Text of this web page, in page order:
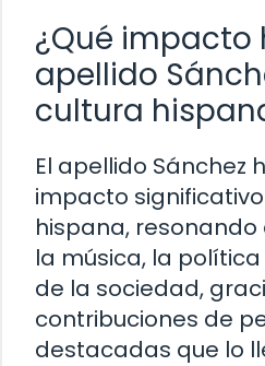
¿Qué impacto
apellido
cultura
El apellido Sánchez
impacto
hispana,
la música, la
de la sociedad,
contribuciones de
destacadas que lo